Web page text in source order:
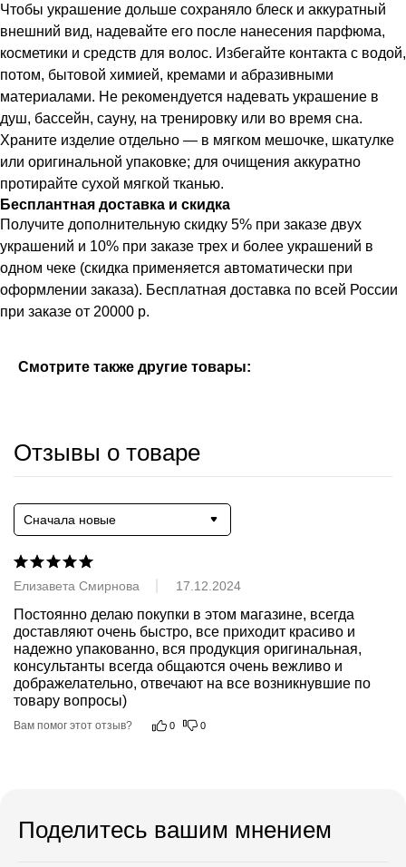
Чтобы украшение дольше сохраняло блеск и аккуратный
внешний вид, надевайте его после нанесения парфюма,
косметики и средств для волос. Избегайте контакта с водой,
потом, бытовой химией, кремами и абразивными
материалами. Не рекомендуется надевать украшение в
душ, бассейн, сауну, на тренировку или во время сна.
Храните изделие отдельно — в мягком мешочке, шкатулке
или оригинальной упаковке; для очищения аккуратно
протирайте сухой мягкой тканью.
Бесплантная доставка и скидка
Получите дополнительную скидку 5% при заказе двух
украшений и 10% при заказе трех и более украшений в
одном чеке (скидка применяется автоматически при
оформлении заказа). Бесплатная доставка по всей России
при заказе от 20000 р.
Смотрите также другие товары:
Отзывы о товаре
Сначала новые
Елизавета Смирнова 17.12.2024
Постоянно делаю покупки в этом магазине, всегда
доставляют очень быстро, все приходит красиво и
надежно упакованно, вся продукция оригинальная,
консультанты всегда общаются очень вежливо и
дображелательно, отвечают на все возникнувшие по
товару вопросы)
Вам помог этот отзыв? 0 0
Поделитесь вашим мнением